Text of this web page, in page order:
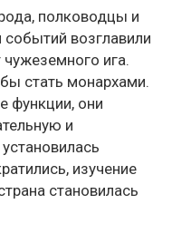
полководцы и
возглавили
ига.
стать монархами.
функции, они
и
изучение
становилась